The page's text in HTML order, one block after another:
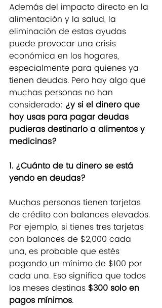
Además del impacto directo en la
alimentación y la salud, la
eliminación de estas ayudas
puede provocar una crisis
económica en los hogares,
especialmente para quienes ya
tienen deudas. Pero hay algo que
muchas personas no han
considerado: ¿y si el dinero que
hoy usas para pagar deudas
pudieras destinarlo a alimentos y
medicinas?
1. ¿Cuánto de tu dinero se está
yendo en deudas?
Muchas personas tienen tarjetas
de crédito con balances elevados.
Por ejemplo, si tienes tres tarjetas
con balances de $2,000 cada
una, es probable que estés
pagando un mínimo de $100 por
cada una. Eso significa que todos
los meses destinas $300 solo en
pagos mínimos.